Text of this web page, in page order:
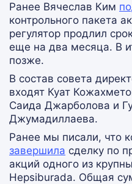
Ранее Вячеслав Ким
контрольного пакета
регулятор продлил
еще на два месяца. В
позже.
В состав совета
входят Куат
Саида Джарболова и
Джумадиллаева.
Ранее мы писали, что
завершила сделку по
акций одного из
Hepsiburada. Общая